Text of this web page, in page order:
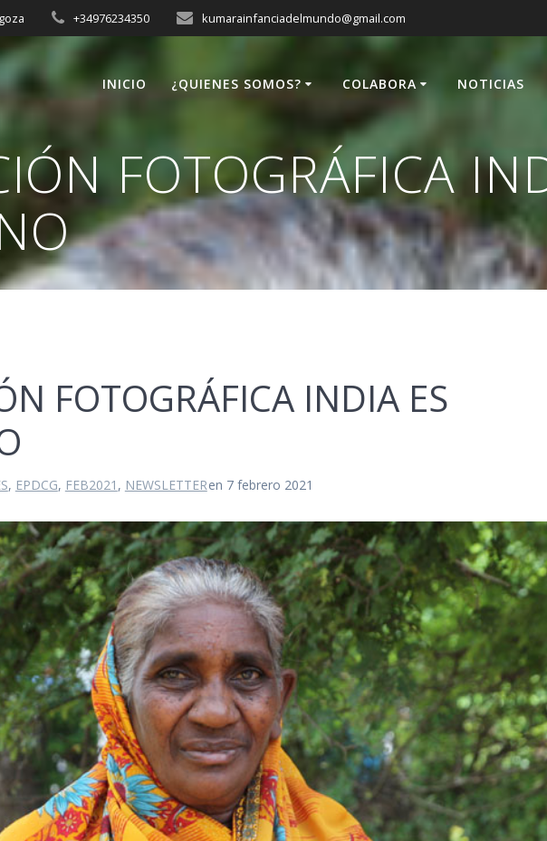
+34976234350 kumarainfanciadelmundo@gmail.com
INICIO ¿QUIENES SOMOS? COLABORA NOTICIAS
FOTOGRÁFICA
FOTOGRÁFICA INDIA ES
, EPDCG, FEB2021 , NEWSLETTERen 7 febrero 2021